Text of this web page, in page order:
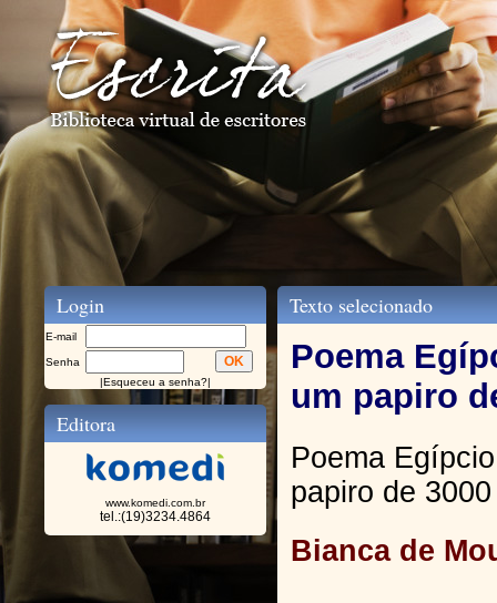
Login
E-mail
Senha
|Esqueceu a senha?|
Editora
www.komedi.com.br
tel.:(19)3234.4864
Texto selecionado
Poema
um papiro
Poema
papiro de
Bianca de